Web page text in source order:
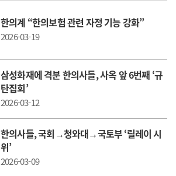
한의계 “한의보험 관련 자정 기능 강화”
2026-03-19
삼성화재에 격분 한의사들, 사옥 앞 6번째 ‘규
탄집회’
2026-03-12
한의사들, 국회→청와대→국토부 ‘릴레이 시
위’
2026-03-09